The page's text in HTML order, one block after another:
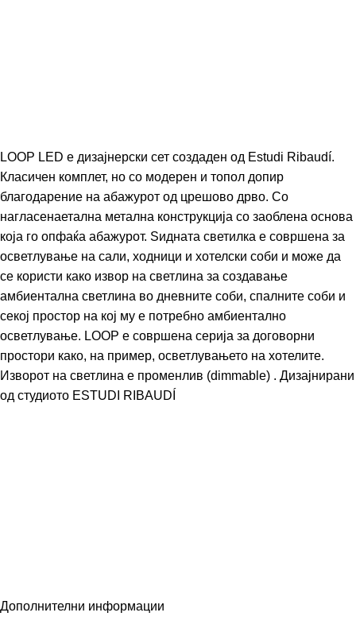
LOOP LED е дизајнерски сет создаден од Estudi Ribaudí.
Класичен комплет, но со модерен и топол допир
благодарение на абажурот од црешово дрво. Со
нагласенаетална метална конструкција со заоблена основа
која го опфаќа абажурот. Ѕидната светилка е совршена за
осветлување на сали, ходници и хотелски соби и може да
се користи како извор на светлина за создавање
амбиентална светлина во дневните соби, спалните соби и
секој простор на кој му е потребно амбиентално
осветлување. LOOP е совршена серија за договорни
простори како, на пример, осветлувањето на хотелите.
Изворот на светлина е променлив (dimmable) . Дизајнирани
од студиото ESTUDI RIBAUDÍ
Дополнителни информации